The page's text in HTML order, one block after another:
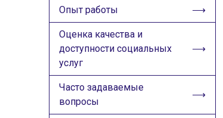
Опыт работы
Оценка качества и
доступности социальных
услуг
Часто задаваемые
вопросы